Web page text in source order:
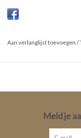
Kleur: Zwart
67% Viscose 33% Nylon
Fit: Strak
Totale Lengte: 63cm
Aan verlanglijst toevoegen /
Meld je